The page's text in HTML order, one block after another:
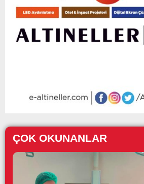
ÇOK OKUNANLAR